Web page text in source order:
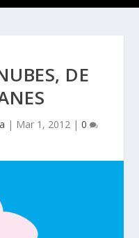
DE
| Mar 1, 2012 | 0